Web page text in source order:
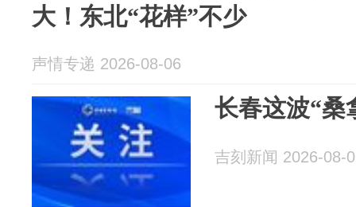
大！东北“花样”不少
声情专递 2026-08-06
长春这波“桑
吉刻新闻 2026-08-